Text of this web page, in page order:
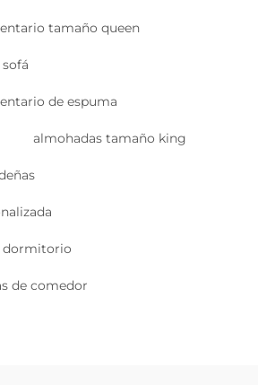
tamaño queen
de espuma
almohadas tamaño king
dormitorio
de comedor